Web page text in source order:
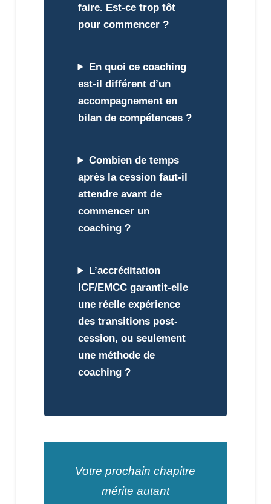
faire. Est-ce trop tôt
pour commencer ?
En quoi ce coaching
est-il différent d’un
accompagnement en
bilan de compétences ?
Combien de temps
après la cession faut-il
attendre avant de
commencer un
coaching ?
L’accréditation
ICF/EMCC garantit-elle
une réelle expérience
des transitions post-
cession, ou seulement
une méthode de
coaching ?
Votre prochain chapitre
mérite autant